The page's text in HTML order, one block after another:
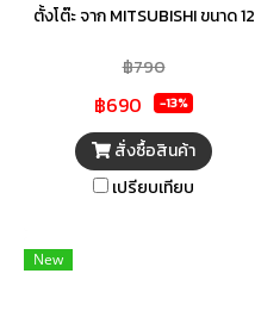
ตั้งโต๊ะ จาก MITSUBISHI ขนาด 12
กระจายแรงลมได้อย่างทั่วถึง มี
ดีไซน์ที่เรียบง่ายสีสันสวยงาม มา
พร้อมมอเตอร์แบบปิดช่วย
ป้องกันสิ่งแปลกปลอมเข้าไป
ภายใน มีประสิทธิภาพสูง ทนทาน
มั่นคงทำมาจากวัสดุคุณภาพดี มี
฿790
฿690 -13%
สั่งซื้อสินค้า
เปรียบเทียบ
New